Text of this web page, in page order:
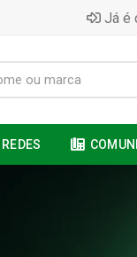
Já é
REDES